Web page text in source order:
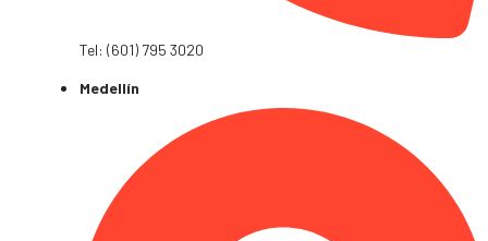
Tel: (601) 795 3020
Medellín